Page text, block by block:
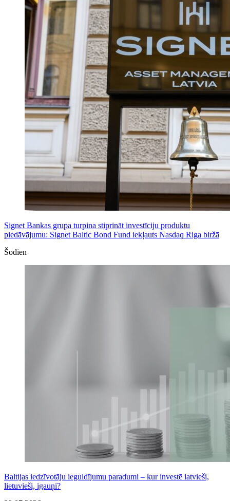
Signet Bankas grupa turpina stiprināt investīciju produktu
piedāvājumu: Signet Baltic Bond Fund iekļauts Nasdaq Riga biržā
Šodien
Baltijas iedzīvotāju ieguldījumu paradumi – kur investē latvieši,
lietuvieši, igauņi?